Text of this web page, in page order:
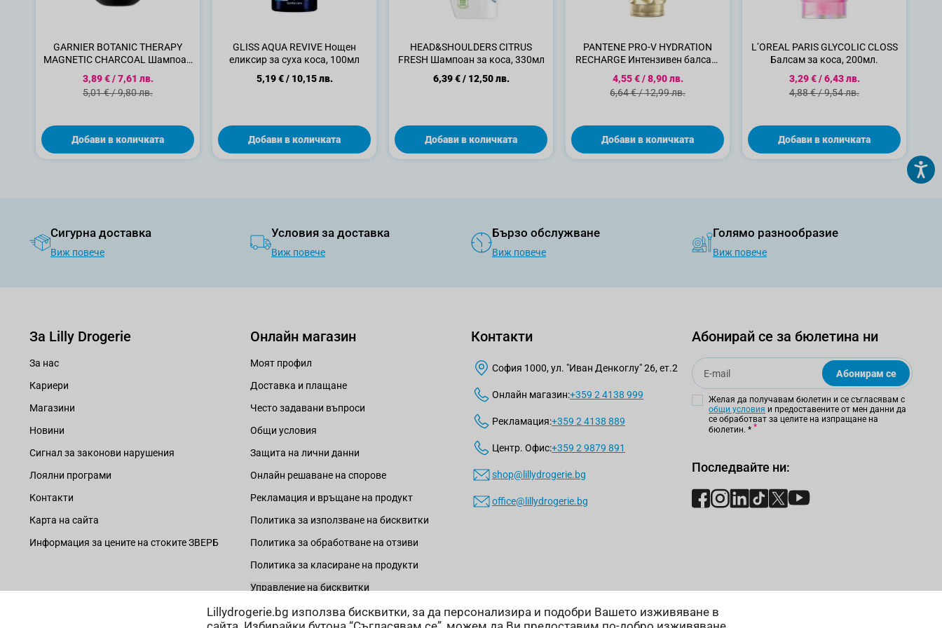
Lillydrogerie.bg използва бисквитки, за да персонализира и подобри Вашето изживяване в
GARNIER BOTANIC THERAPY
MAGNETIC CHARCOAL Шампоан
Специална цена
3,89 €/7,61 лв.
Стандартна цена
5,01 €/9,80 лв.
Добави в количката
GLISS AQUA REVIVE Нощен
еликсир за суха коса, 100мл
5,19 €/ 10,15 лв.
Добави в количката
HEAD&SHOULDERS CITRUS
FRESH Шампоан за коса, 330мл
6,39 €/ 12,50 лв.
Добави в количката
PANTENE PRO-V HYDRATION
RECHARGE Интензивен балсам,
Специална цена
4,55 €/8,90 лв.
Стандартна цена
6,64 €/12,99 лв.
Добави в количката
L’OREAL PARIS GLYCOLIC CLOSS
Балсам за коса, 200мл.
Специална цена
3,29 €/6,43 лв.
Стандартна цена
4,88 €/9,54 лв.
Добави в количката
Сигурна доставка
Виж повече
Условия за доставка
Виж повече
Бързо обслужване
Виж повече
Голямо разнообразие
Виж повече
За Lilly Drogerie
За нас
Кариери
Магазини
Новини
Сигнал за законови нарушения
Лоялни програми
Контакти
Карта на сайта
Информация за цените на стоките ЗВЕРБ
Онлайн магазин
Моят профил
Доставка и плащане
Често задавани въпроси
Общи условия
Защита на лични данни
Онлайн решаване на спорове
Рекламация и връщане на продукт
Политика за използване на бисквитки
Политика за обработване на отзиви
Политика за класиране на продукти
Управление на бисквитки
Контакти
София 1000, ул. "Иван Денкоглу" 26, ет.2
Онлайн магазин:+359 2 4138 999
Рекламация:+359 2 4138 889
Центр. Офис:+359 2 9879 891
shop@lillydrogerie.bg
office@lillydrogerie.bg
Абонирай се за бюлетина ни
Email
Абонирам се
Желая да получавам бюлетин и се съгласявам с
общи условия и предоставените от мен данни да
се обработват за целите на изпращане на
бюлетин. *
Последвайте ни: